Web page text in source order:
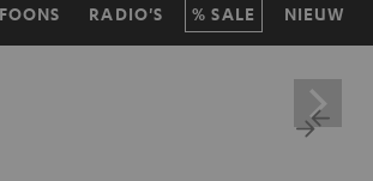
RADIO'S SALE NIEUW